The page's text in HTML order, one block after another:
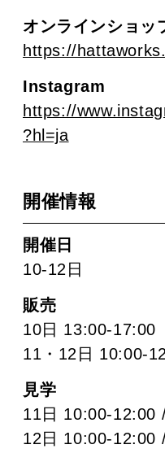
オンラインショッ
https://
Instagram
https://
?hl=ja
開催情報
開催日
10-12日
販売
10日 13:00-17:00
11・12日 10:00-
見学
11日 10:00-12:00
12日 10:00-12:00